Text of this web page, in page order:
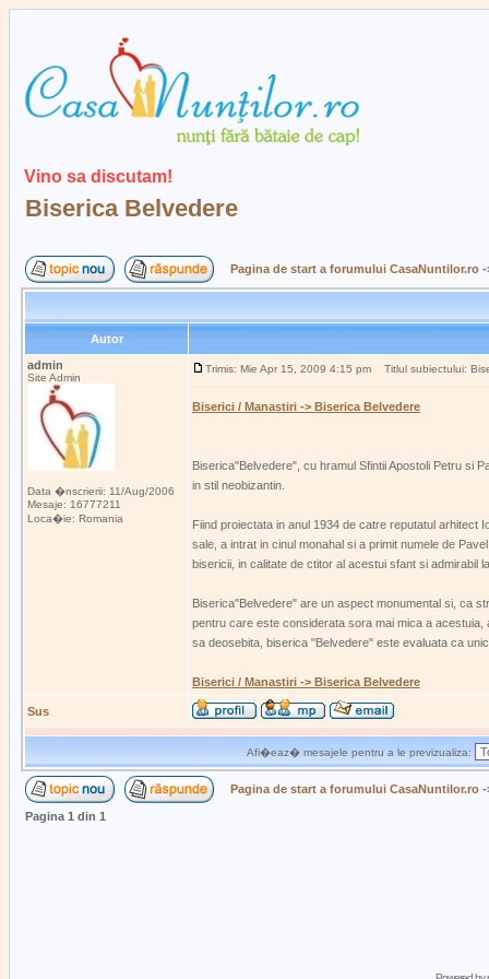
Vino sa discutam!
Biserica Belvedere
Pagina de start a forumului CasaNuntilor.ro
Autor
admin
Site Admin
Data �nscrierii: 11/Aug/2006
Mesaje: 16777211
Loca�ie: Romania
Trimis: Mie Apr 15, 2009 4:15 pm Titlul subiectului:
Biserici / Manastiri -> Biserica Belvedere
Biserica"Belvedere", cu hramul Sfintii Apostoli Petru si
in stil neobizantin.
Fiind proiectata in anul 1934 de catre reputatul arhitect
sale, a intrat in cinul monahal si a primit numele de
bisericii, in calitate de ctitor al acestui sfant si admirabil
Biserica"Belvedere" are un aspect monumental si, ca
pentru care este considerata sora mai mica a
sa deosebita, biserica "Belvedere" este evaluata ca
Biserici / Manastiri -> Biserica Belvedere
Sus
Afi�eaz� mesajele pentru a le previzualiza:
Pagina de start a forumului CasaNuntilor.ro
Pagina 1 din 1